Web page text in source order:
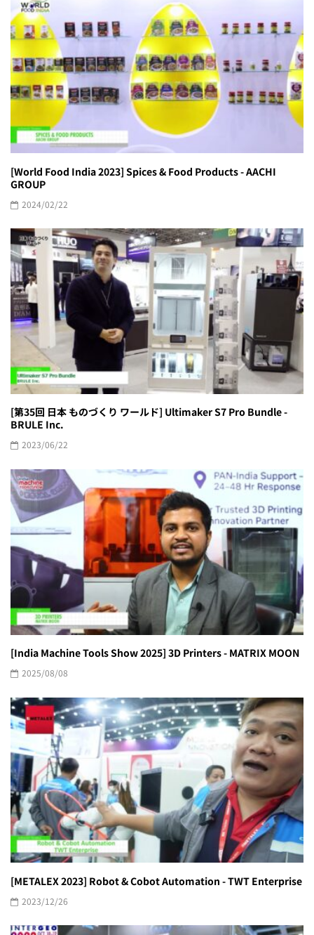
[World Food India 2023] Spices & Food Products - AACHI
GROUP
2024/02/22
[第35回 日本 ものづくり ワールド] Ultimaker S7 Pro Bundle -
BRULE Inc.
2023/06/22
[India Machine Tools Show 2025] 3D Printers - MATRIX MOON
2025/08/08
[METALEX 2023] Robot & Cobot Automation - TWT Enterprise
2023/12/26